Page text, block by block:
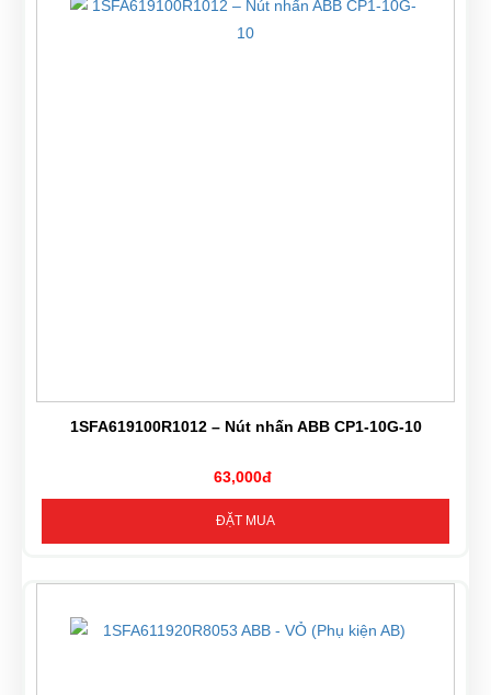
1SFA619100R1012 – Nút nhấn ABB CP1-10G-10
63,000đ
ĐẶT MUA